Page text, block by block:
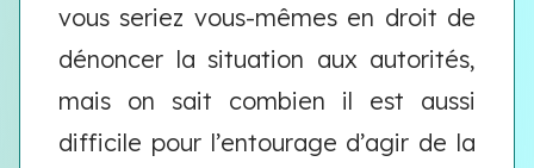
vous seriez vous-mêmes en droit de
dénoncer la situation aux autorités,
mais on sait combien il est aussi
difficile pour l’entourage d’agir de la